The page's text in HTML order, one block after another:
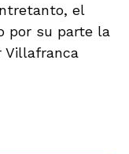
el
por su parte la
Villafranca